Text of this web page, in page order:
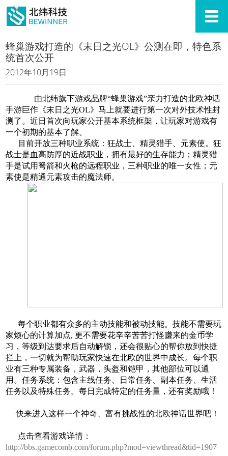
蜂巢游戏打造的《末日之光OL》公测在即，特色系
统首次公开
2012年10月19日
由北纬旗下游戏品牌“蜂巢游戏”亲力打造的北欧神话
手游巨作《末日之光OL》马上就要进行第一次对外技术性封
测了。近日首次向玩家公开基本系统框架，让玩家对游戏有
一个初期的基本了解。
目前开放三种职业系统：狂战士、精灵猎手、元素使。狂
战士是血高防厚的近战职业，拥有最好的生存能力；精灵猎
手是试用弩箭和火枪的远程职业，三种职业的唯一女性；元
素使是精通元素攻击的魔法师。
每个职业都有众多的主动技能和被动技能。技能不需要玩
家烦心的计算加点, 更不需要花辛辛苦苦打怪赚来的金币学
习，等级到达要求后自动解锁，还会很贴心的帮你放到快捷
拦上，一切就为帮助玩家快速在北欧的世界中成长。每个职
业有三种专属装备，武器，头盔和铠甲，其他部位可以通
用。任务系统：包含主线任务、日常任务、副本任务、生活
任务以及特殊任务。每日完成特定的任务量，还有奖励哦！
快来进入这样一个神奇、富有挑战性的北欧神话世界吧！
点击查看游戏详情：
http://bbs.gamecomb.com/forum.php?mod=viewthread&tid=1907